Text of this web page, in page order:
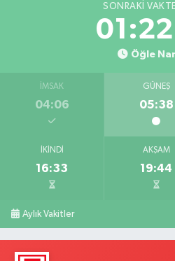
SONRAKI
Öğle
İMSAK
04:06
GÜNEŞ
05:38
İKINDI
16:33
AKŞAM
19:44
Aylık Vakitler